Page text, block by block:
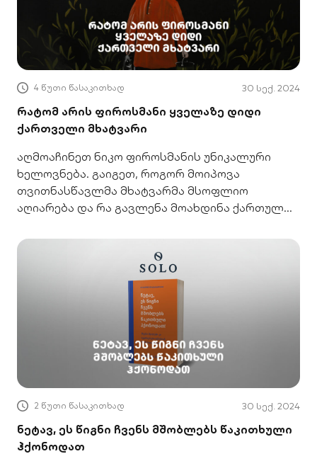
4 წუთი წასაკითხად 30 სექ. 2024
რატომ არის ფიროსმანი ყველაზე დიდი
ქართველი მხატვარი
აღმოაჩინეთ ნიკო ფიროსმანის უნიკალური
ხელოვნება. გაიგეთ, როგორ მოიპოვა
თვითნასწავლმა მხატვარმა მსოფლიო
აღიარება და რა გავლენა მოახდინა ქართულ
2 წუთი წასაკითხად 30 სექ. 2024
ნეტავ, ეს წიგნი ჩვენს მშობლებს წაკითხული
ჰქონოდათ